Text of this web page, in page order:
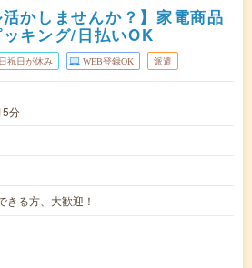
活かしませんか？】家電商品
キング/日払いOK
祝日が休み WEB登録OK 派遣
分
きる方、大歓迎！